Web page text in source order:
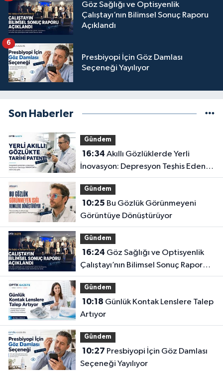
Göz Sağlığı ve Optisyenlik
Çalıştayı’nın Bilimsel Sonuç Raporu
Açıklandı
Presbiyopi İçin Göz Damlası
Seçeneği Yayılıyor
6
Son Haberler
Gündem
16:34
İnovasyon: Depresyon Teşhis Eden
Gözlüğe Türkpatent Onayı
Gündem
10:25
Görüntüye Dönüştürüyor
Gündem
16:24
Çalıştayı’nın Bilimsel Sonuç Raporu
Açıklandı
Gündem
10:18
Artıyor
Gündem
10:27
Seçeneği Yayılıyor